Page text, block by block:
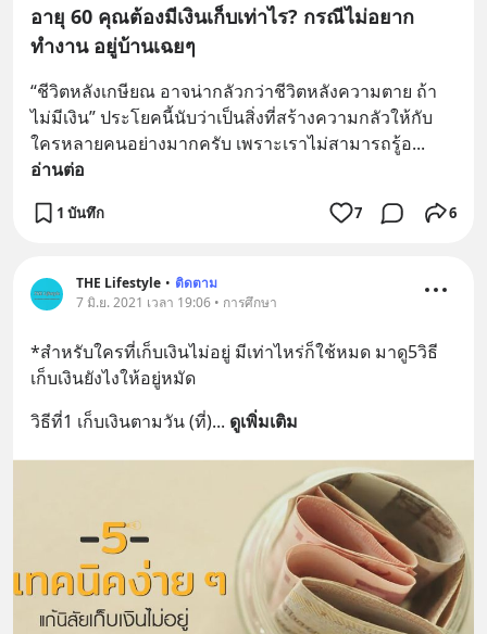
อายุ 60 คุณต้องมีเงินเก็บเท่าไร? กรณีไม่อยาก
ทำงาน อยู่บ้านเฉยๆ
“ชีวิตหลังเกษียณ อาจน่ากลัวกว่าชีวิตหลังความตาย ถ้า
ไม่มีเงิน” ประโยคนี้นับว่าเป็นสิ่งที่สร้างความกลัวให้กับ
ใครหลายคนอย่างมากครับ เพราะเราไม่สามารถรู้อ
อ่านต่อ
1 บันทึก 7 6
THE Lifestyle • ติดตาม
7 มิ.ย. 2021 เวลา 19:06 • การศึกษา
*สำหรับใครที่เก็บเงินไม่อยู่ มีเท่าไหร่ก็ใช้หมด มาดู5วิธี
เก็บเงินยังไงให้อยู่หมัด
วิธีที่1 เก็บเงินตามวัน (ที่)... ดูเพิ่มเติม